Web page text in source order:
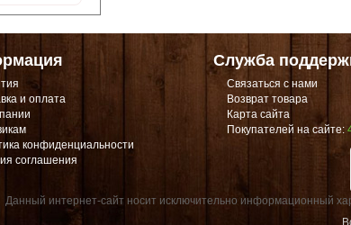
и оплата
конфиденциальности
соглашения
Служба
Связаться с нами
Возврат товара
Карта сайта
Покупателей на сайте:
Данный интернет-сайт носит исключительно информационный